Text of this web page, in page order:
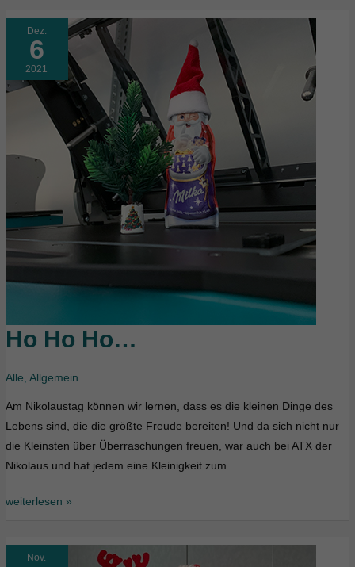
Dez.
6
2021
Ho Ho Ho…
Alle,Allgemein
Am Nikolaustag können wir lernen, dass es die kleinen Dinge des
Lebens sind, die die größte Freude bereiten! Und da sich nicht nur
die Kleinsten über Überraschungen freuen, war auch bei ATX der
Nikolaus und hat jedem eine Kleinigkeit zum
Ho
Ho…
weiterlesen »
Nov.